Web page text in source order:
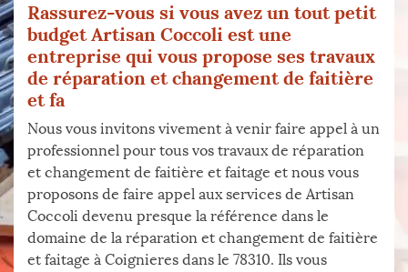
Rassurez-vous si vous avez un tout petit
budget Artisan Coccoli est une
entreprise qui vous propose ses travaux
de réparation et changement de faitière
et fa
Nous vous invitons vivement à venir faire appel à un
professionnel pour tous vos travaux de réparation
et changement de faitière et faitage et nous vous
proposons de faire appel aux services de Artisan
Coccoli devenu presque la référence dans le
domaine de la réparation et changement de faitière
et faitage à Coignieres dans le 78310. Ils vous